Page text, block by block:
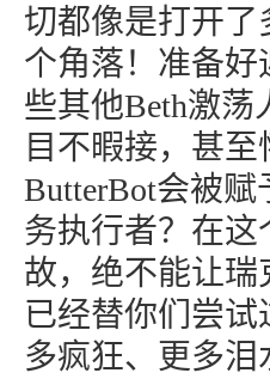
切都像是打开
个角落！准备好
些其他Beth激
目不暇接，甚
ButterBot会被
务执行者？在
故，绝不能让
已经替你们尝
多疯狂、更多